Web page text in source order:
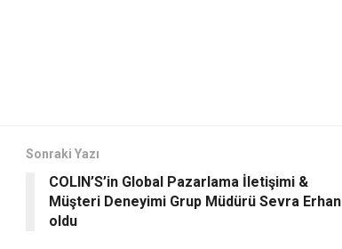
Sonraki Yazı
COLIN’S’in Global Pazarlama İletişimi &
Müşteri Deneyimi Grup Müdürü Sevra Erhan
oldu